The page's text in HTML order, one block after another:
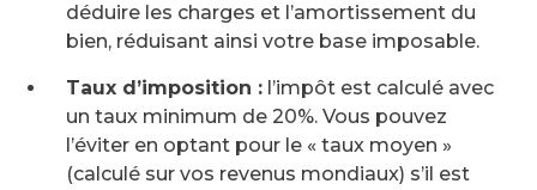
déduire les charges et l’amortissement du
bien, réduisant ainsi votre base imposable.
Taux d’imposition : l’impôt est calculé avec
un taux minimum de 20%. Vous pouvez
l’éviter en optant pour le « taux moyen »
(calculé sur vos revenus mondiaux) s’il est